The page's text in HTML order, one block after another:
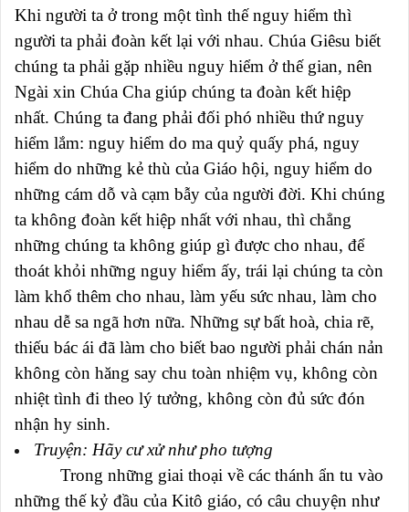
Khi người ta ở trong một tình thế nguy hiểm thì
người ta phải đoàn kết lại với nhau. Chúa Giêsu biết
chúng ta phải gặp nhiều nguy hiểm ở thế gian, nên
Ngài xin Chúa Cha giúp chúng ta đoàn kết hiệp
nhất. Chúng ta đang phải đối phó nhiều thứ nguy
hiểm lắm: nguy hiểm do ma quỷ quấy phá, nguy
hiểm do những kẻ thù của Giáo hội, nguy hiểm do
những cám dỗ và cạm bẫy của người đời. Khi chúng
ta không đoàn kết hiệp nhất với nhau, thì chẳng
những chúng ta không giúp gì được cho nhau, để
thoát khỏi những nguy hiểm ấy, trái lại chúng ta còn
làm khổ thêm cho nhau, làm yếu sức nhau, làm cho
nhau dễ sa ngã hơn nữa. Những sự bất hoà, chia rẽ,
thiếu bác ái đã làm cho biết bao người phải chán nản
không còn hăng say chu toàn nhiệm vụ, không còn
nhiệt tình đi theo lý tưởng, không còn đủ sức đón
nhận hy sinh.
Truyện: Hãy cư xử như pho tượng
Trong những giai thoại về các thánh ẩn tu vào
những thế kỷ đầu của Kitô giáo, có câu chuyện như